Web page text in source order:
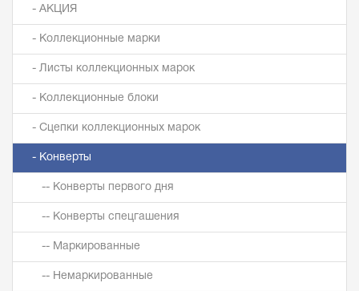
- АКЦИЯ
- Коллекционные марки
- Листы коллекционных марок
- Коллекционные блоки
- Сцепки коллекционных марок
- Конверты
-- Конверты первого дня
-- Конверты спецгашения
-- Маркированные
-- Немаркированные